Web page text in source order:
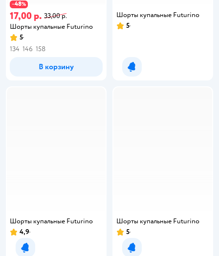
−48%
17,00 р. 33,00 р.
Шорты купальные Futurino
5
134 146 158
В корзину
Шорты купальные Futurino
5
Уведомить о появлении
Шорты купальные Futurino
4,9
Уведомить о появлении
Шорты купальные Futurino
5
Уведомить о появлении